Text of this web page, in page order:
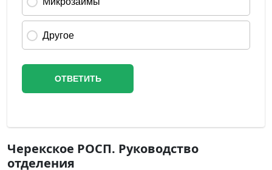
Черекское РОСП. Руководство
отделения